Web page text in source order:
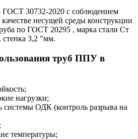
ГОСТ 30732-2020 с соблюдением
несущей среды конструкции
по ГОСТ 20295 , марка стали Ст
3,2 "мм.
труб ППУ в
нагрузки;
системы ОДК (контроль разрыва на
температуры;